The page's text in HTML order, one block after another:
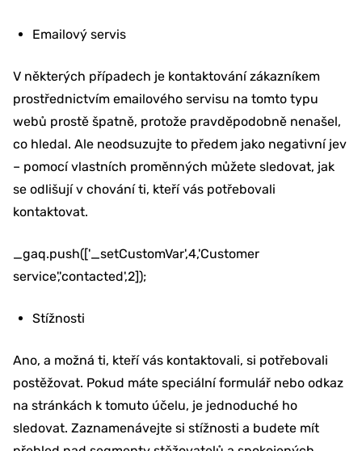
Emailový servis
V některých případech je kontaktování zákazníkem
prostřednictvím emailového servisu na tomto typu
webů prostě špatně, protože pravděpodobně nenašel,
co hledal. Ale neodsuzujte to předem jako negativní jev
– pomocí vlastních proměnných můžete sledovat, jak
se odlišují v chování ti, kteří vás potřebovali
kontaktovat.
_gaq.push(['_setCustomVar',4,'Customer
service','contacted',2]);
Stížnosti
Ano, a možná ti, kteří vás kontaktovali, si potřebovali
postěžovat. Pokud máte speciální formulář nebo odkaz
na stránkách k tomuto účelu, je jednoduché ho
sledovat. Zaznamenávejte si stížnosti a budete mít